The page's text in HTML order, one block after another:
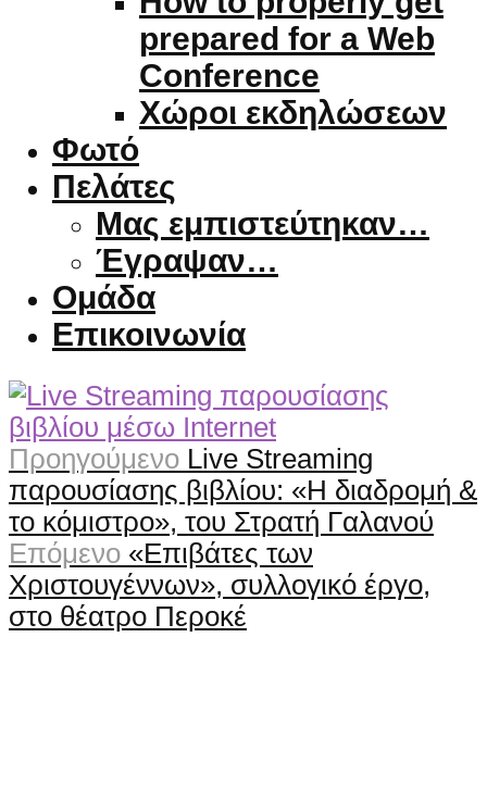
prepared for a Web
Conference
Χώροι εκδηλώσεων
Φωτό
Πελάτες
Μας εμπιστεύτηκαν…
Έγραψαν…
Ομάδα
Επικοινωνία
Προηγούμενο Live Streaming
παρουσίασης βιβλίου: «Η διαδρομή &
το κόμιστρο», του Στρατή Γαλανού
Επόμενο «Επιβάτες των
Χριστουγέννων», συλλογικό έργο,
στο θέατρο Περοκέ